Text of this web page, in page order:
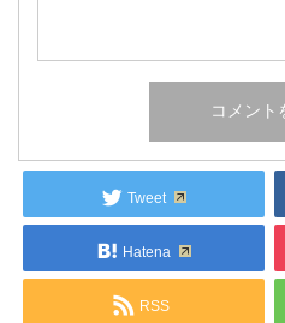
Tweet
Hatena
RSS